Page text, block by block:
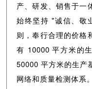
产、研发、销售于一
始终坚持 "诚信、敬
则，奉行合理的价格
有 10000 平方米的
50000 平方米的生产
网络和质量检测体系。